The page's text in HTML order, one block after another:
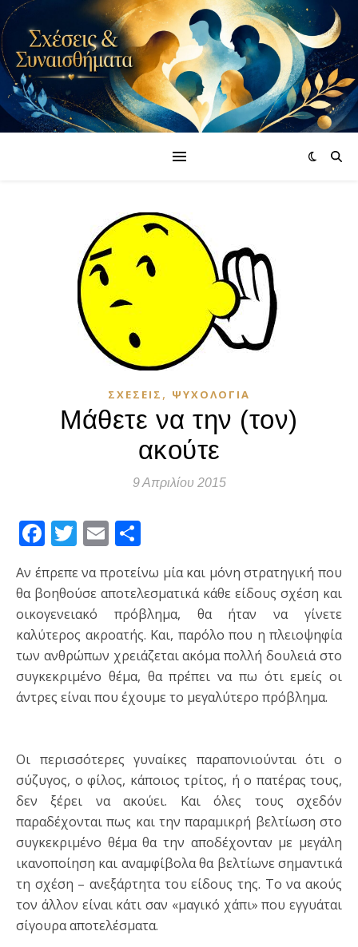
ΣΧΈΣΕΙΣ , ΨΥΧΟΛΟΓΊΑ
Μάθετε να την (τον)
ακούτε
9 Απριλίου 2015
Facebook
Twitter
Email
Αν έπρεπε να προτείνω μία και μόνη στρατηγική που
θα βοηθούσε αποτελεσματικά κάθε είδους σχέση και
οικογενειακό πρόβλημα, θα ήταν να γίνετε
καλύτερος ακροατής. Και, παρόλο που η πλειοψηφία
των ανθρώπων χρειάζεται ακόμα πολλή δουλειά στο
συγκεκριμένο θέμα, θα πρέπει να πω ότι εμείς οι
άντρες είναι που έχουμε το μεγαλύτερο πρόβλημα.
Οι περισσότερες γυναίκες παραπονιούνται ότι ο
σύζυγος, ο φίλος, κάποιος τρίτος, ή ο πατέρας τους,
δεν ξέρει να ακούει. Και όλες τους σχεδόν
παραδέχονται πως και την παραμικρή βελτίωση στο
συγκεκριμένο θέμα θα την αποδέχονταν με μεγάλη
ικανοποίηση και αναμφίβολα θα βελτίωνε σημαντικά
τη σχέση – ανεξάρτητα του είδους της. Το να ακούς
τον άλλον είναι κάτι σαν «μαγικό χάπι» που εγγυάται
σίγουρα αποτελέσματα.